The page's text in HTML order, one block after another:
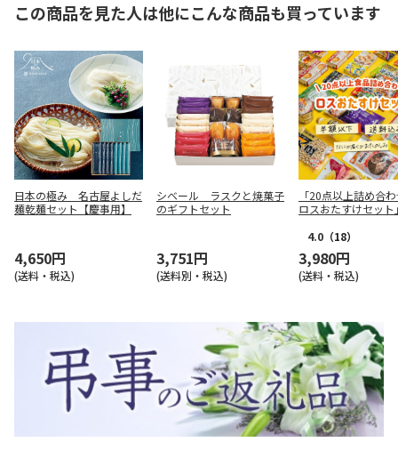
この商品を見た人は他にこんな商品も買っています
日本の極み 名古屋よしだ
麺乾麺セット【慶事用】
4,650円
(送料・税込)
シベール ラスクと焼菓子
のギフトセット
3,751円
(送料別・税込)
「20点以上詰め合
ロスおたすけセット
4.0 （18）
3,980円
(送料・税込)